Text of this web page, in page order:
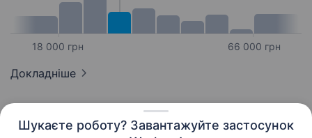
Шукаєте роботу? Завантажуйте застосунок
18 000 грн 66 000 грн
Докладніше